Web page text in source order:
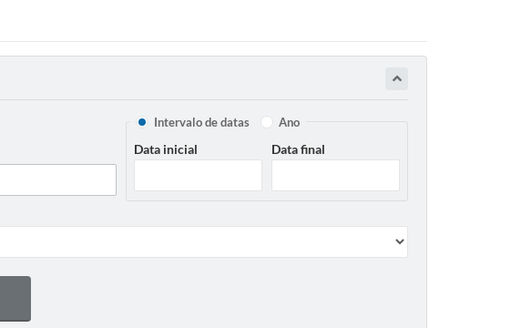
Intervalo de datas Ano
Data inicial Data final